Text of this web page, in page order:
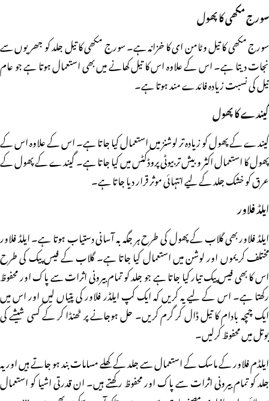
سورج مکھی کا پھول
سورج مکھی کا تیل وٹامن ای کا خزانہ ہے۔ سورج مکھی کا تیل جلد کو جھریوں سے
نجات دیتا ہے۔ اس کے علاوہ اس کا تیل کھانے میں بھی استعمال ہوتا ہے جو عام
تیل کی نسبت زیادہ فائدے مند ہوتا ہے۔
گیندے کا پھول
گیندے کے پھول کو زیادہ تر لوشنز میں استعمال کیا جاتا ہے۔ اس کے علاوہ اس کے
پھول کا استعمال اکثر و بیش تر بیوٹی پروڈکٹس میں کیا جاتا ہے۔ گیندے کے پھول کے
عرق کو خشک جلد کے لیے انتہائی موثر قرار دیا جاتا ہے۔
ایلڈ فلاور
ایلڈ فلاور بھی گلاب کے پھول کی طرح ہر جگہ بہ آسانی دستیاب ہوتا ہے۔ ایلڈ فلاور
مختلف کریموں اور لوشن میں استعمال کیا جاتا ہے۔ گلاب کے فیس پیک کی طرح
اس کا بھی فیس پیک تیار کیا جاتا ہے جو جلد کو تمام بیرونی اثرات سے پاک اور محفوظ
رکھتا ہے۔ اس کے لیے یہ کریں کہ ایک کپ ایلڈر فلاور کی پتیاں لیں اور اس میں
ایک چمچہ بادام کا تیل ڈال کر گرم کریں۔ حل ہوجانے پر ٹھنڈا کر کے کسی شیشے کی
بوتل میں محفوظ کرلیں۔
ایلڈم فلاور کے ماسک کے استعمال سے جلد کے کھلے مسامات بند ہو جاتے ہیں اور یہ
جلد کو تمام بیرونی اثرات سے پاک اور محفوظ رکھتے ہیں۔ ان قدرتی اشیا کو استعمال